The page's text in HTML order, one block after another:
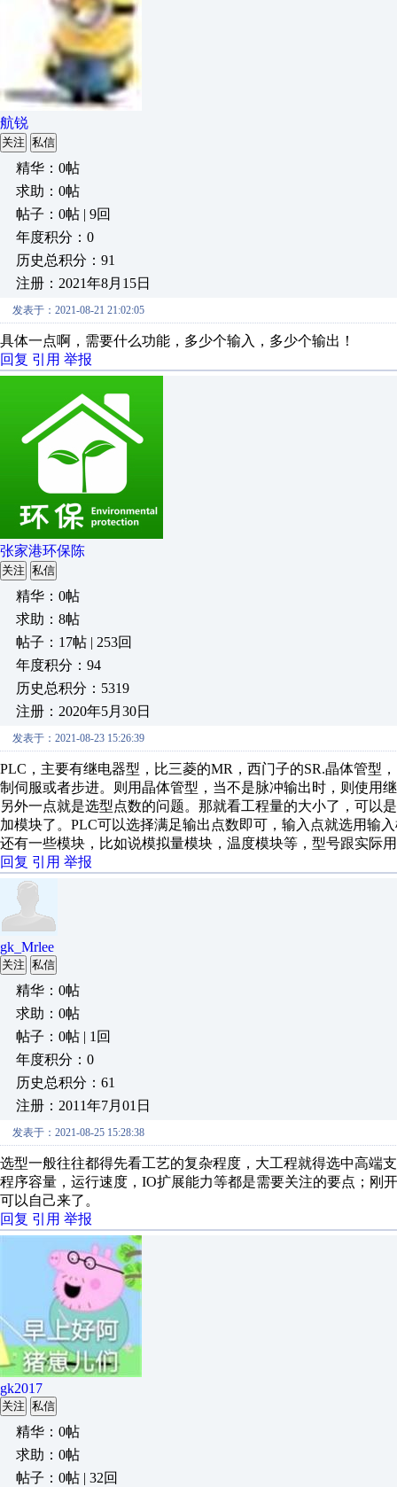
航锐
关注 私信
精华：0帖
求助：0帖
帖子：0帖 | 9回
年度积分：0
历史总积分：91
注册：2021年8月15日
发表于：2021-08-21 21:02:05
具体一点啊，需要什么功能，多少个输入，多少个输出！
回复 引用 举报
张家港环保陈
关注 私信
精华：0帖
求助：8帖
帖子：17帖 | 253回
年度积分：94
历史总积分：5319
注册：2020年5月30日
发表于：2021-08-23 15:26:39
PLC，主要有继电器型，比三菱的MR，西门子的SR.晶体管型
制伺服或者步进。则用晶体管型，当不是脉冲输出时，则使用
另外一点就是选型点数的问题。那就看工程量的大小了，可以
加模块了。PLC可以选择满足输出点数即可，输入点就选用输
还有一些模块，比如说模拟量模块，温度模块等，型号跟实际
回复 引用 举报
gk_Mrlee
关注 私信
精华：0帖
求助：0帖
帖子：0帖 | 1回
年度积分：0
历史总积分：61
注册：2011年7月01日
发表于：2021-08-25 15:28:38
选型一般往往都得先看工艺的复杂程度，大工程就得选中高端
程序容量，运行速度，IO扩展能力等都是需要关注的要点；刚
可以自己来了。
回复 引用 举报
gk2017
关注 私信
精华：0帖
求助：0帖
帖子：0帖 | 32回